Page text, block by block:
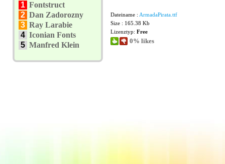
1 Fontstruct
2 Dan Zadorozny
3 Ray Larabie
4 Iconian Fonts
5 Manfred Klein
Dateiname : ArmadaPirata.ttf
Size : 165.38 Kb
Lizenztyp: Free
0% likes